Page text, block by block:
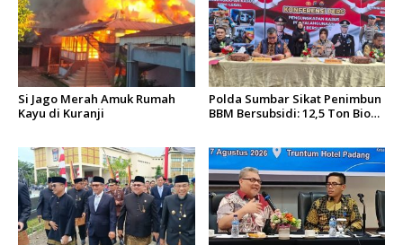
Si Jago Merah Amuk Rumah
Kayu di Kuranji
Polda Sumbar Sikat Penimbun
BBM Bersubsidi: 12,5 Ton Bio